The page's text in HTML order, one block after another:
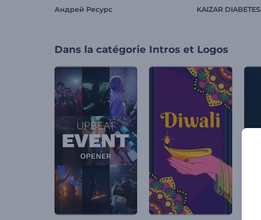
Андрей Ресурс KAIZAR DIABETES
Dans la catégorie Intros et Logos